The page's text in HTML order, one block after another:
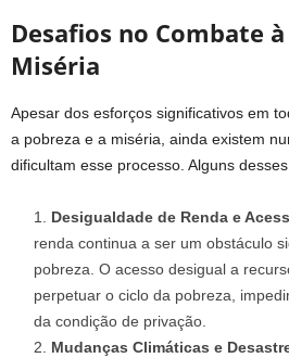
Desafios no Combate
Miséria
Apesar dos esforços significativos em
a pobreza e a miséria, ainda existem
dificultam esse processo. Alguns
Desigualdade de Renda e
renda continua a ser um obstáculo
pobreza. O acesso desigual a
perpetuar o ciclo da pobreza,
da condição de privação.
Mudanças Climáticas e